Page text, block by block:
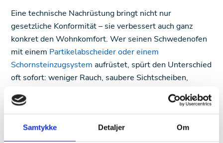
Samtykke Detaljer Om
Eine technische Nachrüstung bringt nicht nur
gesetzliche Konformität – sie verbessert auch ganz
konkret den Wohnkomfort. Wer seinen Schwedenofen
mit einem Partikelabscheider oder einem
Schornsteinzugsystem aufrüstet, spürt den Unterschied
oft sofort: weniger Rauch, saubere Sichtscheiben,
Ein optimierter Schornsteinzug bedeutet, dass der Ofen
leichter anzuzünden ist, gleichmäßiger brennt und